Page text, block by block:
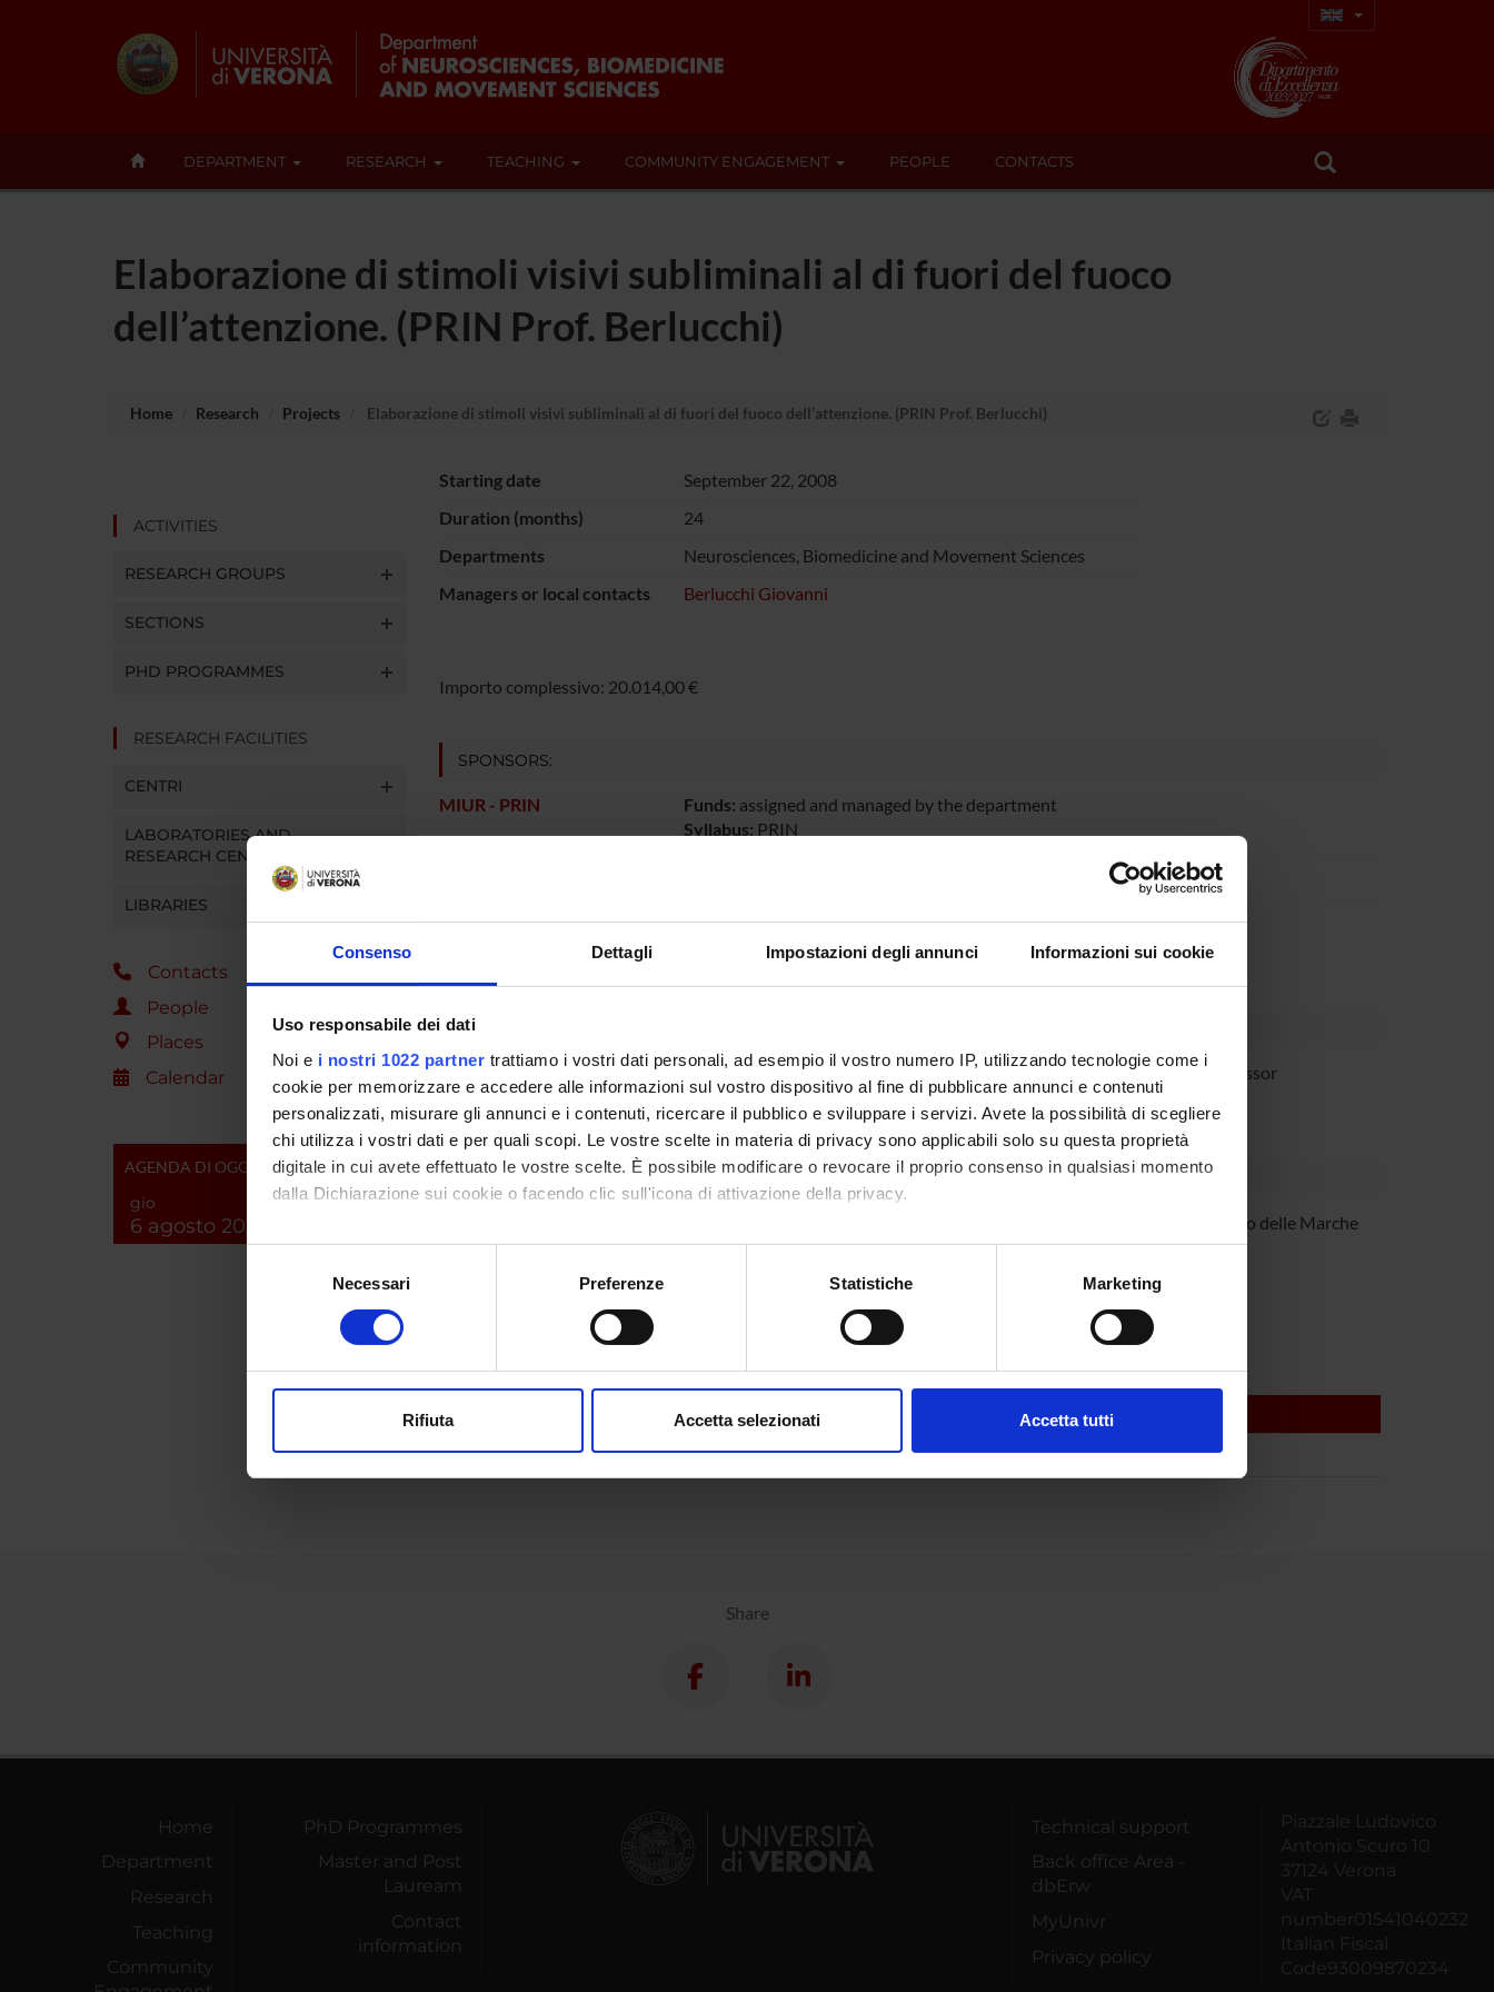
Consenso Dettagli Impostazioni degli annunci Informazioni sui cookie
Uso responsabile dei dati
Noi e i nostri 1022 partner trattiamo i vostri dati personali, ad esempio il vostro numero IP, utilizzando tecnologie come i
cookie per memorizzare e accedere alle informazioni sul vostro dispositivo al fine di pubblicare annunci e contenuti
personalizzati, misurare gli annunci e i contenuti, ricercare il pubblico e sviluppare i servizi. Avete la possibilità di scegliere
chi utilizza i vostri dati e per quali scopi. Le vostre scelte in materia di privacy sono applicabili solo su questa proprietà
digitale in cui avete effettuato le vostre scelte. È possibile modificare o revocare il proprio consenso in qualsiasi momento
dalla Dichiarazione sui cookie o facendo clic sull'icona di attivazione della privacy.
Con il tuo consenso, vorremmo anche:
raccogliere informazioni sulla tua posizione geografica, con un'approssimazione di qualche metro,
digitali).
modificare o ritirare il tuo consenso in qualsiasi momento dalla Dichiarazione sui cookie.
Necessari Preferenze Statistiche Marketing
Rifiuta Accetta selezionati Accetta tutti
DEPARTMENT RESEARCH TEACHING COMMUNITY ENGAGEMENT PEOPLE CONTACTS
Elaborazione di stimoli visivi subliminali al di fuori del fuoco
dell’attenzione. (PRIN Prof. Berlucchi)
Home Research Projects Elaborazione di stimoli visivi subliminali al di fuori del fuoco dell’attenzione. (PRIN Prof. Berlucchi)
ACTIVITIES
RESEARCH GROUPS
SECTIONS
PHD PROGRAMMES
RESEARCH FACILITIES
CENTRI
LABORATORIES AND
RESEARCH CENTRES
LIBRARIES
Contacts
People
Places
Calendar
AGENDA DI OGGI
gio
6 agosto 2026
Starting date
September 22, 2008
Duration (months)
24
Departments
Neurosciences, Biomedicine and Movement Sciences
Managers or local contacts
Berlucchi Giovanni
Importo complessivo: 20.014,00 €
SPONSORS:
MIUR - PRIN Funds: assigned and managed by the department
Syllabus: PRIN
Funds:assigned and managed by the department
PROJECT PARTICIPANTS
Giovanni Berlucchi Emeritus Professor Leonardo Chelazzi Full Professor
COLLABORATORI ESTERNI
Sapienza" Dip. Psicologia
Politecnico delle Marche
SECTIONS
Physiology and Psychology Section
Share
Home
Department
Research
Teaching
Community
PhD Programmes
Master and Post
Lauream
Contact
information
Technical support
Back office Area -
dbErw
MyUnivr
Privacy policy
Piazzale Ludovico
Antonio Scuro 10
37124 Verona
VAT
number01541040232
Italian Fiscal
Code93009870234